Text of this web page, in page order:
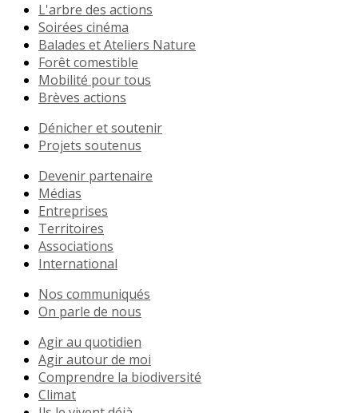
L'arbre des actions
Soirées cinéma
Balades et Ateliers Nature
Forêt comestible
Mobilité pour tous
Brèves actions
Dénicher et soutenir
Projets soutenus
Devenir partenaire
Médias
Entreprises
Territoires
Associations
International
Nos communiqués
On parle de nous
Agir au quotidien
Agir autour de moi
Comprendre la biodiversité
Climat